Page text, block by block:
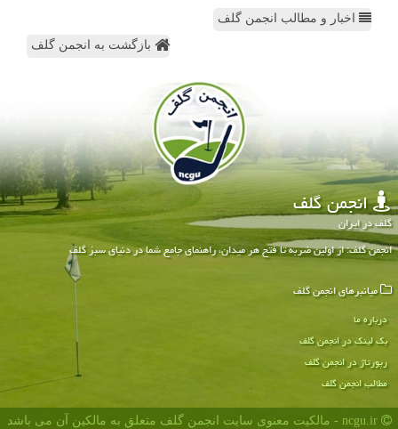
اخبار و مطالب انجمن گلف
بازگشت به انجمن گلف
انجمن گلف
گلف در ایران
انجمن گلف: از اولین ضربه تا فتح هر میدان، راهنمای جامع شما در دنیای سبز گلف
میانبرهای انجمن گلف
درباره ما
بک لینک در انجمن گلف
رپورتاژ در انجمن گلف
مطالب انجمن گلف
ncgu.ir - مالکیت معنوی سایت انجمن گلف متعلق به مالکین آن می باشد